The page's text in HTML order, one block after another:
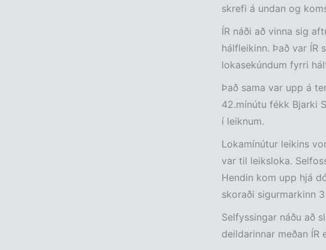
skrefi á undan og
ÍR náði að vinna sig
hálfleikinn. Það var ÍR
lokasekúndum fyrri
Það sama var upp á
42.mínútu fékk Bjarki
í leiknum.
Lokamínútur leikins
var til leiksloka.
Hendin kom upp hjá
skoraði sigurmarkinn
Selfyssingar náðu að
deildarinnar meðan